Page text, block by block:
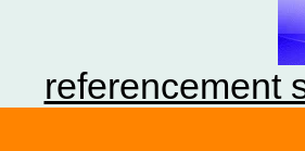
referencement